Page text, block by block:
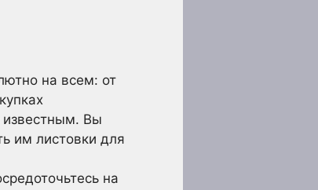
на всем: от
Вы
им листовки для
на